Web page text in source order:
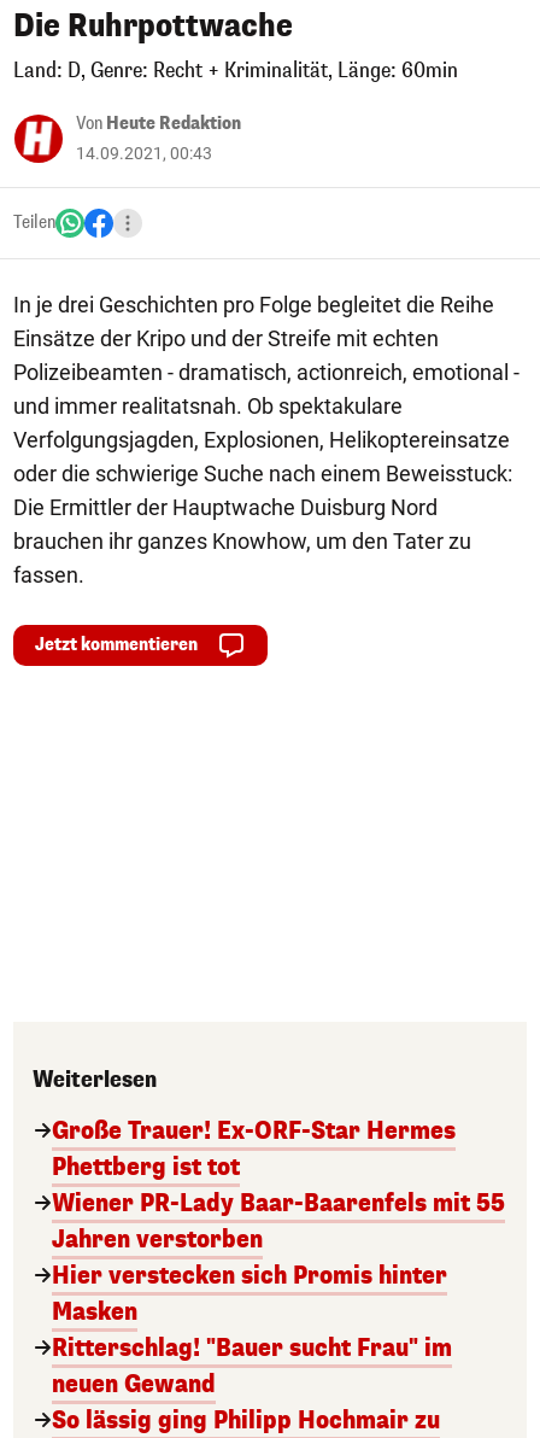
Die Ruhrpottwache
Land: D, Genre: Recht + Kriminalität, Länge: 60min
Von Heute Redaktion
14.09.2021, 00:43
Teilen
In je drei Geschichten pro Folge begleitet die Reihe
Einsätze der Kripo und der Streife mit echten
Polizeibeamten - dramatisch, actionreich, emotional -
und immer realitatsnah. Ob spektakulare
Verfolgungsjagden, Explosionen, Helikoptereinsatze
oder die schwierige Suche nach einem Beweisstuck:
Die Ermittler der Hauptwache Duisburg Nord
brauchen ihr ganzes Knowhow, um den Tater zu
fassen.
Jetzt kommentieren
Weiterlesen
Große Trauer! Ex-ORF-Star Hermes
Phettberg ist tot
Wiener PR-Lady Baar-Baarenfels mit 55
Jahren verstorben
Hier verstecken sich Promis hinter
Masken
Ritterschlag! "Bauer sucht Frau" im
neuen Gewand
So lässig ging Philipp Hochmair zu